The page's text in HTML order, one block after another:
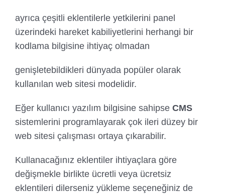
ayrıca çeşitli eklentilerle yetkilerini panel
üzerindeki hareket kabiliyetlerini herhangi bir
kodlama bilgisine ihtiyaç olmadan
genişletebildikleri dünyada popüler olarak
kullanılan web sitesi modelidir.
Eğer kullanıcı yazılım bilgisine sahipse CMS
sistemlerini programlayarak çok ileri düzey bir
web sitesi çalışması ortaya çıkarabilir.
Kullanacağınız eklentiler ihtiyaçlara göre
değişmekle birlikte ücretli veya ücretsiz
eklentileri dilerseniz yükleme seçeneğiniz de